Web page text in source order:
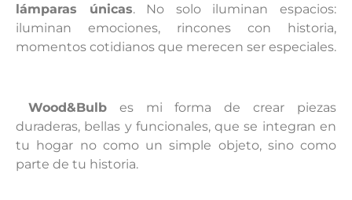
lámparas únicas. No solo iluminan espacios:
iluminan emociones, rincones con historia,
momentos cotidianos que merecen ser especiales.
Wood&Bulbes mi forma de crear piezas
duraderas, bellas y funcionales, que se integran en
tu hogar no como un simple objeto, sino como
parte de tu historia.